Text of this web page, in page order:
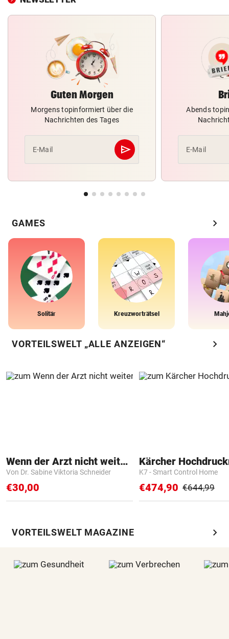
Guten Morgen
Morgens topinformiert über die
Nachrichten des Tages
E-Mail send
Abschicken
Abends
E-Mail
GAMES chevron_right
Solitär Kreuzworträtsel
VORTEILSWELT „ALLE ANZEIGEN“ chevron_right
Wenn der Arzt nicht weiter weiß
Von Dr. Sabine Viktoria Schneider
€30,00
Kärcher
K7 - Smart Control Home
€474,90 €644,99
VORTEILSWELT MAGAZINE chevron_right